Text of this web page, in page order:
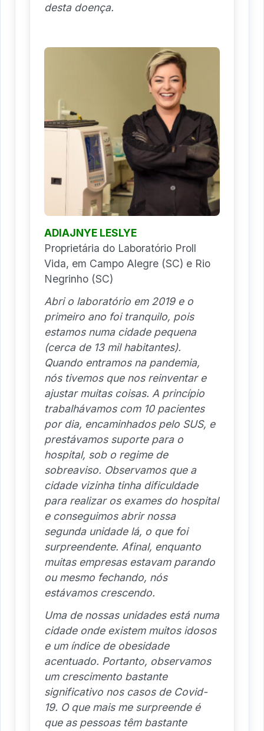
desta doença.
ADIAJNYE LESLYE
Proprietária do Laboratório Proll
Vida, em Campo Alegre (SC) e Rio
Negrinho (SC)
Abri o laboratório em 2019 e o
primeiro ano foi tranquilo, pois
estamos numa cidade pequena
(cerca de 13 mil habitantes).
Quando entramos na pandemia,
nós tivemos que nos reinventar e
ajustar muitas coisas. A princípio
trabalhávamos com 10 pacientes
por dia, encaminhados pelo SUS, e
prestávamos suporte para o
hospital, sob o regime de
sobreaviso. Observamos que a
cidade vizinha tinha dificuldade
para realizar os exames do hospital
e conseguimos abrir nossa
segunda unidade lá, o que foi
surpreendente. Afinal, enquanto
muitas empresas estavam parando
ou mesmo fechando, nós
estávamos crescendo.
Uma de nossas unidades está numa
cidade onde existem muitos idosos
e um índice de obesidade
acentuado. Portanto, observamos
um crescimento bastante
significativo nos casos de Covid-
19. O que mais me surpreende é
que as pessoas têm bastante